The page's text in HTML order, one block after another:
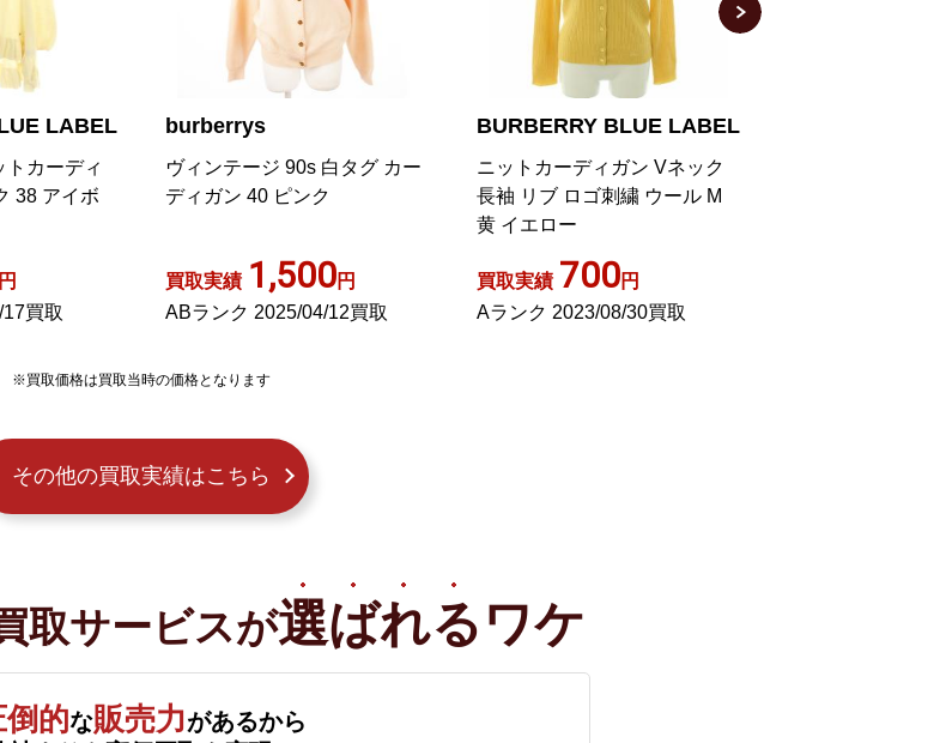
タグ カー
12買取
BURBERRY BLUE LABEL
ニットカーディガン Vネック
長袖 リブ ロゴ刺繍 ウール M
買取実績 700円
Aランク 2023/08/30買取
burberrys
ニットカーディガン 42 グレー
買取実績 1,000
Aランク 2022/10/08買取
※買取価格は買取当時の価格となります
その他の買取実績はこちら
取サービスが選ばれるワケ
倒的な販売力があるから